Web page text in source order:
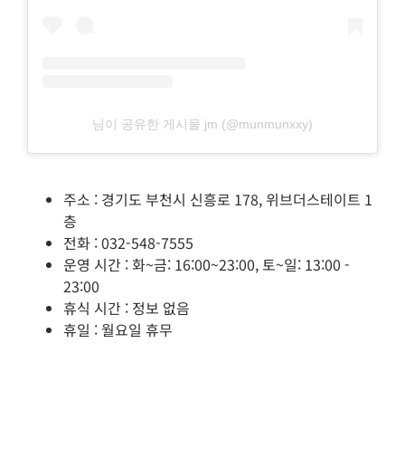
님이 공유한 게시물 jm (@munmunxxy)
주소 : 경기도 부천시 신흥로 178, 위브더스테이트 1
층
전화 : 032-548-7555
운영 시간 : 화~금: 16:00~23:00, 토~일: 13:00 -
23:00
휴식 시간 : 정보 없음
휴일 : 월요일 휴무